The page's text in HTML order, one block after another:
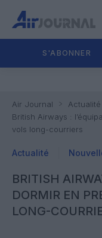
S'ABONNER
Air Journal
Actualité
British Airways :
vols long-courriers
Actualité
BRITISH
DORMIR EN
LONG-